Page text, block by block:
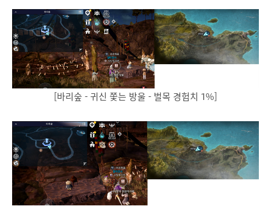
[바리숲 - 귀신 쫓는 방울 - 벌목 경험치 1%]